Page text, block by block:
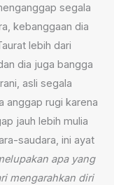
segala
kebanggaan dia
lebih dari
dia juga bangga
asli segala
anggap rugi karena
jauh lebih mulia
saudara, ini ayat
apa yang
mengarahkan diri